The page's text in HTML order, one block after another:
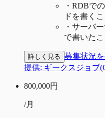
・ RDBで
ドを書く
・ サーバ
で書いた
詳しく見る 募集状況
提供: ギークスジョブ
800,000円
/月